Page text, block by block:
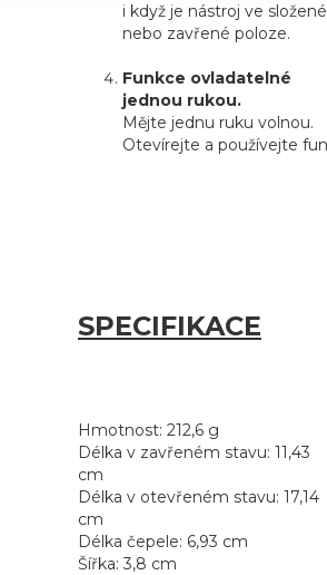
i když je nástroj ve složené
nebo zavřené poloze.
Funkce ovladatelné
jednou rukou.
Mějte jednu ruku volnou.
Otevírejte a používejte
SPECIFIKACE
Hmotnost: 212,6 g
Délka v zavřeném stavu: 11,43
cm
Délka v otevřeném stavu: 17,14
cm
Délka čepele: 6,93 cm
Šířka: 3,8 cm